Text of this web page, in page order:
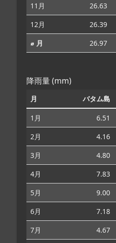
11月
26.63
12月
26.39
⌀ 月
26.97
降雨量 (mm)
月 バタム島
1月 6.51
2月
4.16
3月
4.80
4月
7.83
5月
9.00
6月
7.18
7月
4.67